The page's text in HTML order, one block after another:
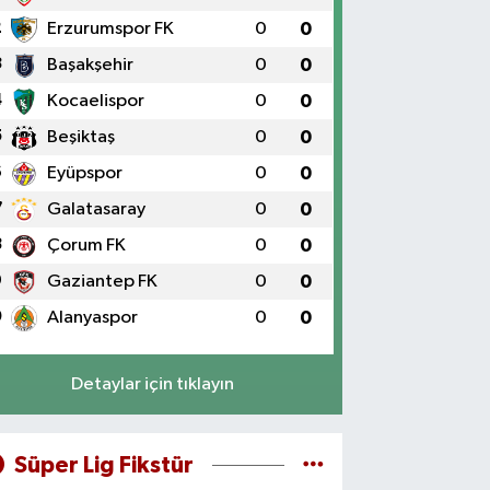
Erzurumspor FK 0 0
Başakşehir 0 0
Kocaelispor 0 0
Beşiktaş 0 0
Eyüpspor 0 0
Galatasaray 0 0
Çorum FK 0 0
Gaziantep FK 0 0
Alanyaspor 0 0
Detaylar için tıklayın
Süper Lig Fikstür